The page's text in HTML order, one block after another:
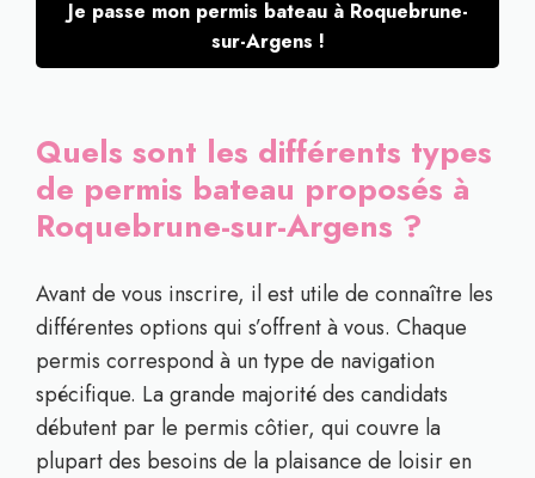
Je passe mon permis bateau à Roquebrune-
sur-Argens !
Quels sont les différents types
de permis bateau proposés à
Roquebrune-sur-Argens ?
Avant de vous inscrire, il est utile de connaître les
différentes options qui s’offrent à vous. Chaque
permis correspond à un type de navigation
spécifique. La grande majorité des candidats
débutent par le permis côtier, qui couvre la
plupart des besoins de la plaisance de loisir en